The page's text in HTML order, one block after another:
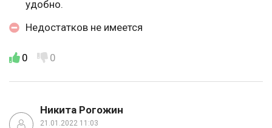
удобно.
Недостатков не имеется
0 0
Никита Рогожин
21.01.2022 11:03